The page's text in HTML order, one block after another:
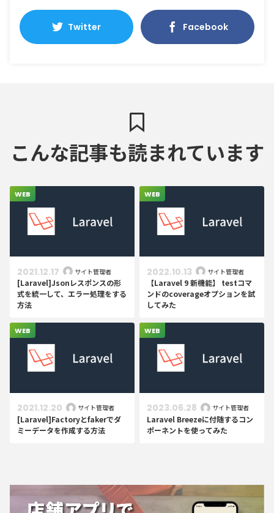
Twitter Facebook
こんな記事も読まれています
WEB
[Laravel]Jsonレスポンスの形
式を統一して、エラー処理をする
方法
2021.12.17 サイト管理者
WEB
【Laravel 9 新機能】 testコマ
ンドのcoverageオプションを試
してみた
2022.10.13 サイト管理者
WEB
[Laravel]Factoryとfakerでダ
ミーデータを作成する方法
2021.12.20 サイト管理者
WEB
Laravel Breezeに付随するコン
ポーネントを使ってみた
2023.06.28 サイト管理者